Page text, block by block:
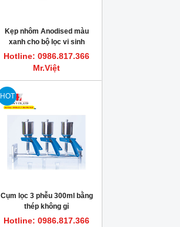
Kẹp nhôm Anodised màu
xanh cho bộ lọc vi sinh
Hotline: 0986.817.366
Mr.Việt
HOT
Cụm lọc 3 phễu 300ml bằng
thép không gỉ
Hotline: 0986.817.366